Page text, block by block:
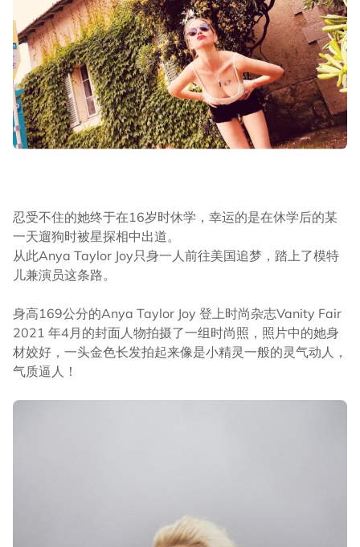
忍受不住的她终于在16岁时休学，幸运的是在休学后的某
一天遛狗时被星探相中出道。
从此Anya Taylor Joy只身一人前往美国追梦，踏上了模特
儿兼演员这条路。
身高169公分的Anya Taylor Joy 登上时尚杂志Vanity Fair
2021 年4月的封面人物拍摄了一组时尚照，照片中的她身
材姣好，一头金色长发拍起来像是小精灵一般的灵气动人，
气质逼人！